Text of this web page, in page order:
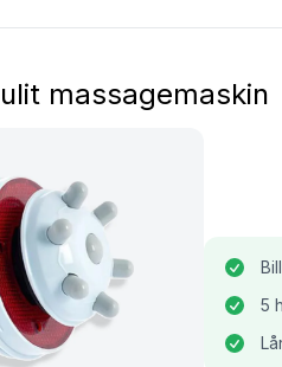
massagemaskin
5